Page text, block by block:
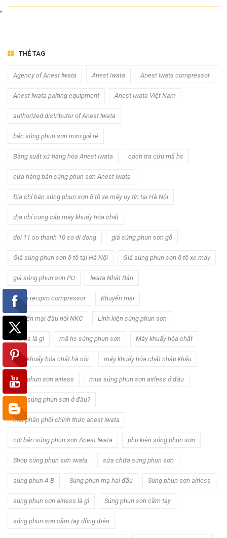
THẺ TAG
Agency of Anest Iwata Anest Iwata Anest Iwata compressor
Anest Iwata paiting equipment Anest Iwata Việt Nam
authorized distributor of Anest Iwata
bán súng phun sơn mini giá rẻ
Bảng xuất xứ hàng hóa Anest Iwata cách tra cứu mã hs
cửa hàng bán súng phun sơn Anest Iwata
Địa chỉ bán súng phun sơn ô tô xe máy uy tín tại Hà Nội
địa chỉ cung cấp máy khuấy hóa chất
doi 11 so thanh 10 so di dong giá súng phun sơn gỗ
Giá súng phun sơn ô tô tại Hà Nội Giá súng phun sơn ô tô xe máy
giá súng phun sơn PU Iwata Nhật Bản
iwata recipro compressor Khuyến mại
khuyến mại đầu nối NKC Linh kiện súng phun sơn
Mã hs là gì mã hs súng phun sơn Máy khuấy hóa chất
máy khuấy hóa chất hà nội máy khuấy hóa chất nhập khẩu
máy phun sơn airless mua súng phun sơn airless ở đâu
Mua súng phun sơn ở đâu?
nhà phân phối chính thức anest iwata
nơi bán súng phun sơn Anest Iwata phụ kiện súng phun sơn
Shop súng phun sơn iwata sửa chữa súng phun sơn
súng phun A B Súng phun mạ hai đầu Súng phun sơn airless
súng phun sơn airless là gì Súng phun sơn cầm tay
súng phun sơn cầm tay dùng điện